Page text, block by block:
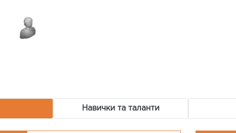
Навички та таланти